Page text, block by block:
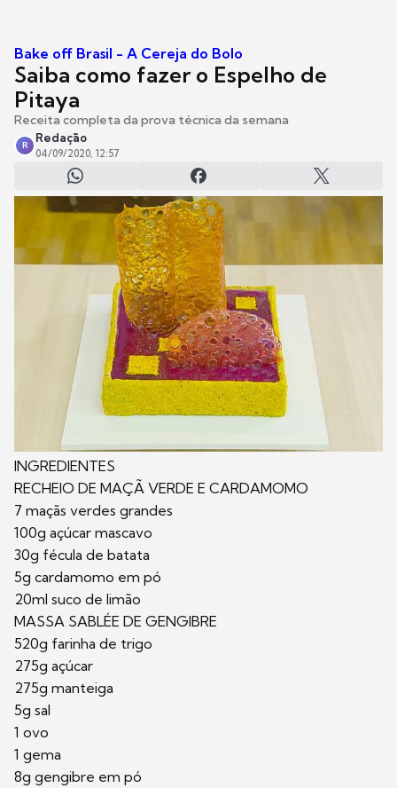
Bake off Brasil - A Cereja do Bolo
Saiba como fazer o Espelho de
Pitaya
Receita completa da prova técnica da semana
R
Redação
04/09/2020, 12:57
INGREDIENTES
RECHEIO DE MAÇÃ VERDE E CARDAMOMO
7 maçãs verdes grandes
100g açúcar mascavo
30g fécula de batata
5g cardamomo em pó
20ml suco de limão
MASSA SABLÉE DE GENGIBRE
520g farinha de trigo
275g açúcar
275g manteiga
5g sal
1 ovo
1 gema
8g gengibre em pó